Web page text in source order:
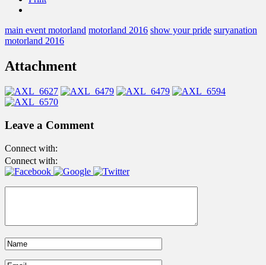
main event motorland motorland 2016 show your pride suryanation
motorland 2016
Attachment
Leave a Comment
Connect with:
Connect with: